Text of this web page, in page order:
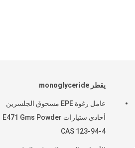
يقطر monoglyceride
عامل رغوة EPE مسحوق الجلسرين
أحادي ستيارات E471 Gms Powder
CAS 123-94-4